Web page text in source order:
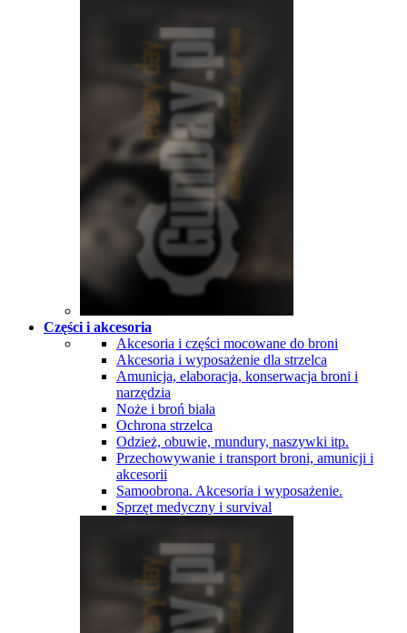
Części i akcesoria
Akcesoria i części mocowane do broni
Akcesoria i wyposażenie dla strzelca
Amunicja, elaboracja, konserwacja broni i
narzędzia
Noże i broń biała
Ochrona strzelca
Odzież, obuwie, mundury, naszywki itp.
Przechowywanie i transport broni, amunicji i
akcesorii
Samoobrona. Akcesoria i wyposażenie.
Sprzęt medyczny i survival